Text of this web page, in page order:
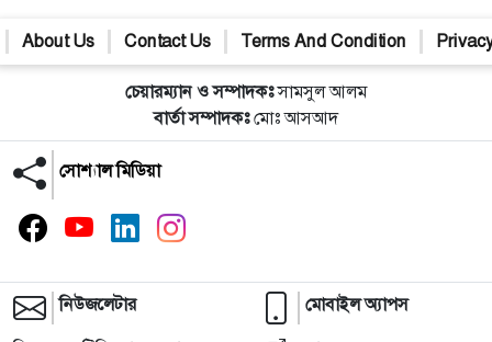
About Us Contact Us Terms And Condition
চেয়ারম্যান ও সম্পাদকঃসামসুল আলম
বার্তা সম্পাদকঃমোঃ আসআদ
সোশ্যাল মিডিয়া
নিউজলেটার
মোবাইল অ্যাপস